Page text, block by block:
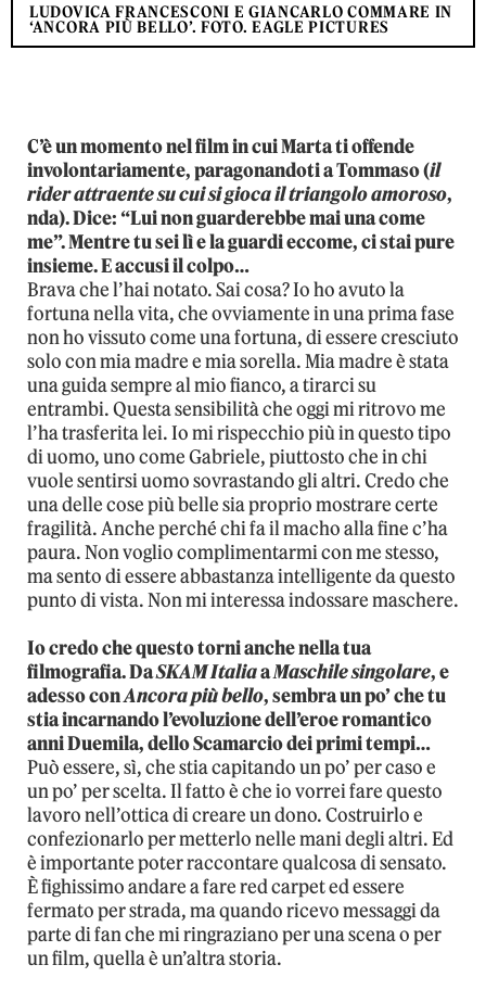
LUDOVICA FRANCESCONI E GIANCARLO COMMARE IN
‘ANCORA PIÙ BELLO’. FOTO. EAGLE PICTURES
C’è un momento nel film in cui Marta ti offende
involontariamente, paragonandoti a Tommaso (il
rider attraente su cui si gioca il triangolo amoroso,
nda). Dice: “Lui non guarderebbe mai una come
me”. Mentre tu sei lì e la guardi eccome, ci stai pure
insieme. E accusi il colpo…
Brava che l’hai notato. Sai cosa? Io ho avuto la
fortuna nella vita, che ovviamente in una prima fase
non ho vissuto come una fortuna, di essere cresciuto
solo con mia madre e mia sorella. Mia madre è stata
una guida sempre al mio fianco, a tirarci su
entrambi. Questa sensibilità che oggi mi ritrovo me
l’ha trasferita lei. Io mi rispecchio più in questo tipo
di uomo, uno come Gabriele, piuttosto che in chi
vuole sentirsi uomo sovrastando gli altri. Credo che
una delle cose più belle sia proprio mostrare certe
fragilità. Anche perché chi fa il macho alla fine c’ha
paura. Non voglio complimentarmi con me stesso,
ma sento di essere abbastanza intelligente da questo
punto di vista. Non mi interessa indossare maschere.
Io credo che questo torni anche nella tua
filmografia. DaSKAM ItaliaaMaschile singolare, e
adesso conAncora più bello, sembra un po’ che tu
stia incarnando l’evoluzione dell’eroe romantico
anni Duemila, dello Scamarcio dei primi tempi…
Può essere, sì, che stia capitando un po’ per caso e
un po’ per scelta. Il fatto è che io vorrei fare questo
lavoro nell’ottica di creare un dono. Costruirlo e
confezionarlo per metterlo nelle mani degli altri. Ed
è importante poter raccontare qualcosa di sensato.
È fighissimo andare a fare red carpet ed essere
fermato per strada, ma quando ricevo messaggi da
parte di fan che mi ringraziano per una scena o per
un film, quella è un’altra storia.